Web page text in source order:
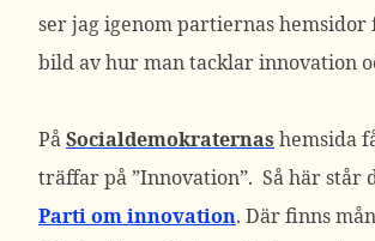
ser jag igenom partiernas hemsidor
bild av hur man tacklar innovation
PåSocialdemokraternas hemsida
träffar på ”Innovation”. Så här står
Parti om innovation. Där finns